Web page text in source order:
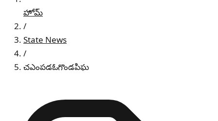
హోమ్
/
State News
/
చఎంపడఓగొండపిఘ